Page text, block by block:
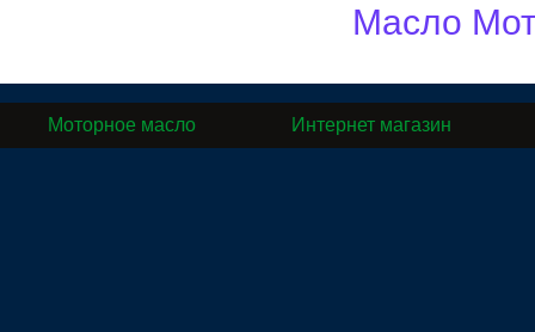
Масло
Моторное масло Интернет магазин